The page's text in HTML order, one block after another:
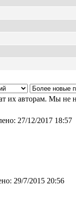
их авторам. Мы не
27/12/2017 18:57
29/7/2015 20:56